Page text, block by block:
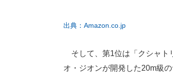
出典：Amazon.co.jp
そして、第1位は「クシャト
オ・ジオンが開発した20m級